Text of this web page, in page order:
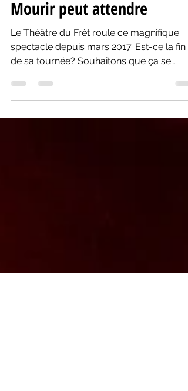
qui ne voulaient pas
mourir» de S. Van Lohuizen:
Mourir peut attendre
Le Théâtre du Frèt roule ce magnifique
poursuive!